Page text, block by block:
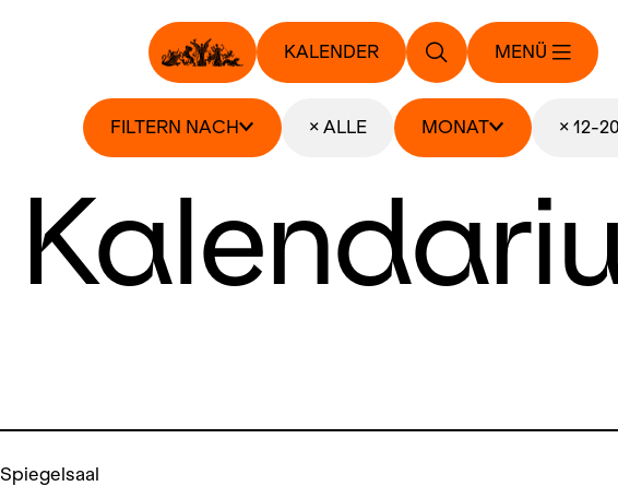
KALENDER MENÜ
FILTERN NACH × ALLE MONAT × 12-
Spiegelsaal